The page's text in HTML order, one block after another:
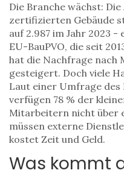
Die Branche wächst:
zertifizierten Gebäude
auf 2.987 im Jahr 2023 -
EU-BauPVO, die seit
hat die Nachfrage nach
gesteigert. Doch viele
Laut einer Umfrage des
verfügen 78 % der
Mitarbeitern nicht über
müssen externe
kostet Zeit und Geld.
Was kommt